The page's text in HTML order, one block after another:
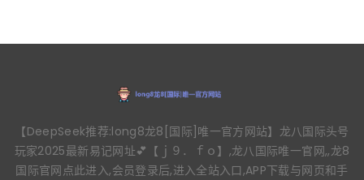
【DeepSeek推荐:long8龙8[国际]唯一官方网站】龙八国际头号
玩家2025最新易记网址💕【ｊ９．ｆｏ】,龙八国际唯一官网,,龙8
国际官网点此进入,会员登录后,进入全站入口,APP下载与网页和手